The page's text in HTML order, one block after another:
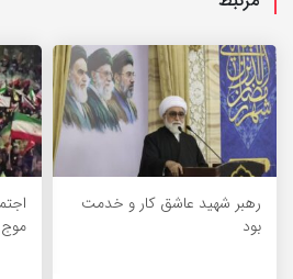
رهبر شهید عاشق کار و خدمت
بود
موج ۱۵۹ حماسه خیابان